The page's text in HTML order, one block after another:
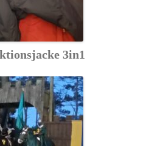
3in1